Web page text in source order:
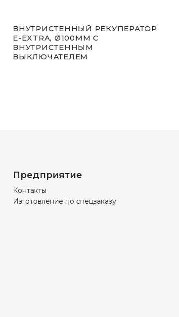
ВНУТРИСТЕННЫЙ РЕКУПЕРАТОР
E-EXTRA, Ø100MM C
ВНУТРИСТЕННЫМ
ВЫКЛЮЧАТЕЛЕМ
Предприятие
Контакты
Изготовление по спецзаказу